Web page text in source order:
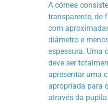
A córnea
transparente, de
com
diâmetro e
espessura. Uma
deve ser
apresentar uma
apropriada para
através da